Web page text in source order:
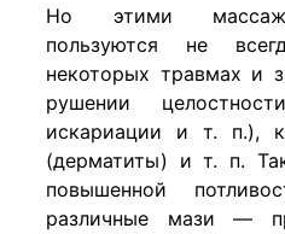
Но этими
пользуются не
некоторых травмах и
рушении
искариации и т. п.),
(дерматиты) и т. п.
повышенной
различные мази —